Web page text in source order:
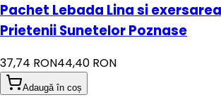
Pachet Lebada Lina si
Prietenii Sunetelor Poznase
37,74 RON44,40 RON
Adaugă în coș